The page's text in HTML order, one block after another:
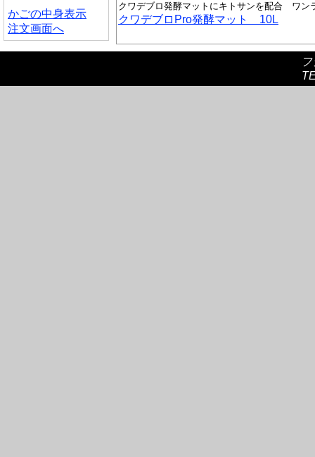
かごの中身表示
注文画面へ
クワデブロ発酵マットにキトサンを配合 ワン
クワデブロPro発酵マット 10L